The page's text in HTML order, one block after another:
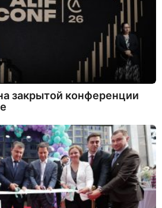
закрытой конференции